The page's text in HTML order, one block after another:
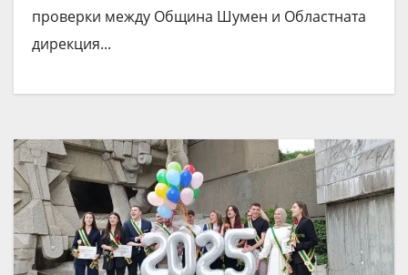
проверки между Община Шумен и Областната
дирекция...